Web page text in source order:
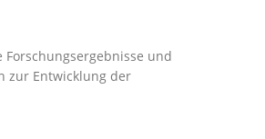
und
zur Entwicklung der